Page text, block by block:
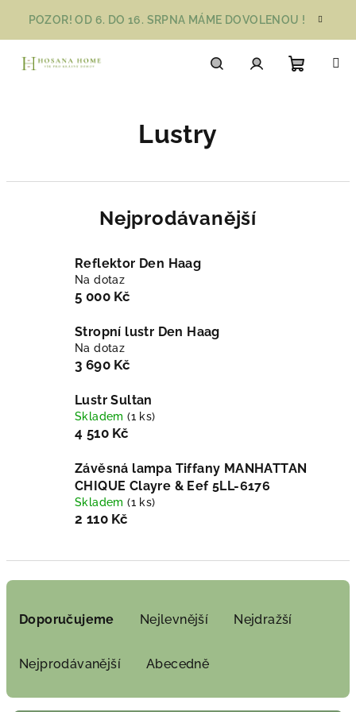
obsah
POZOR! OD 6. DO 16. SRPNA MÁME DOVOLENOU !
Lustry
Nejprodávanější
Reflektor Den Haag
Na dotaz
5 000 Kč
Stropní lustr Den Haag
Na dotaz
3 690 Kč
Lustr Sultan
Skladem(1 ks)
4 510 Kč
Závěsná lampa Tiffany MANHATTAN
CHIQUE Clayre & Eef 5LL-6176
Skladem(1 ks)
2 110 Kč
Doporučujeme Nejlevnější Nejdražší
Nejprodávanější Abecedně